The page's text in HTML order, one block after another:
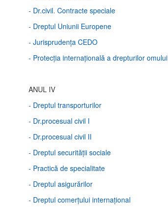
- Dr.civil. Contracte speciale
- Dreptul Uniunii Europene
- Jurisprudenţa CEDO
- Protecţia internaţională a drepturilor omului
ANUL IV
- Dreptul transporturilor
- Dr.procesual civil I
- Dr.procesual civil II
- Dreptul securităţii sociale
- Practică de specialitate
- Dreptul asigurărilor
- Dreptul comerţului internaţional